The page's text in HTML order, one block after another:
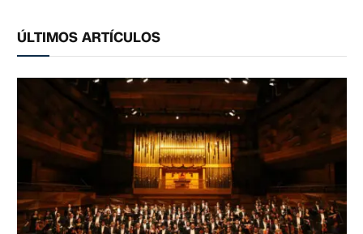
ÚLTIMOS ARTÍCULOS